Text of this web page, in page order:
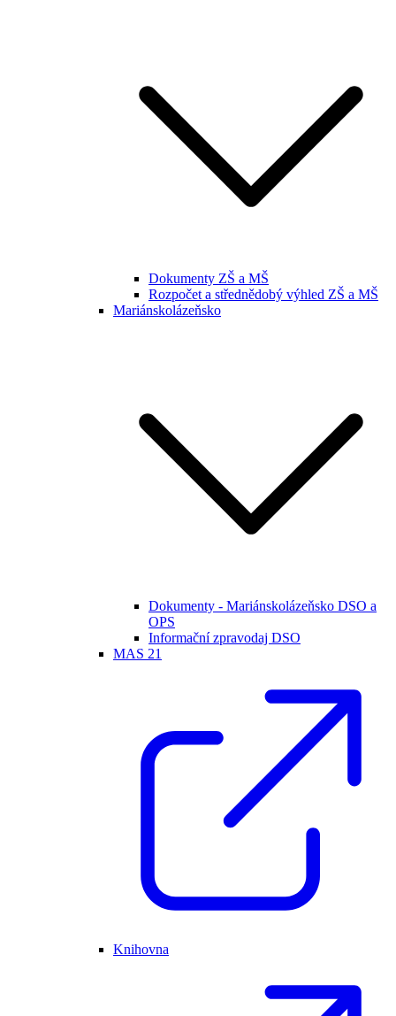
Dokumenty ZŠ a MŠ
Rozpočet a střednědobý výhled ZŠ a MŠ
Mariánskolázeňsko
Dokumenty - Mariánskolázeňsko DSO a
OPS
Informační zpravodaj DSO
MAS 21
Knihovna